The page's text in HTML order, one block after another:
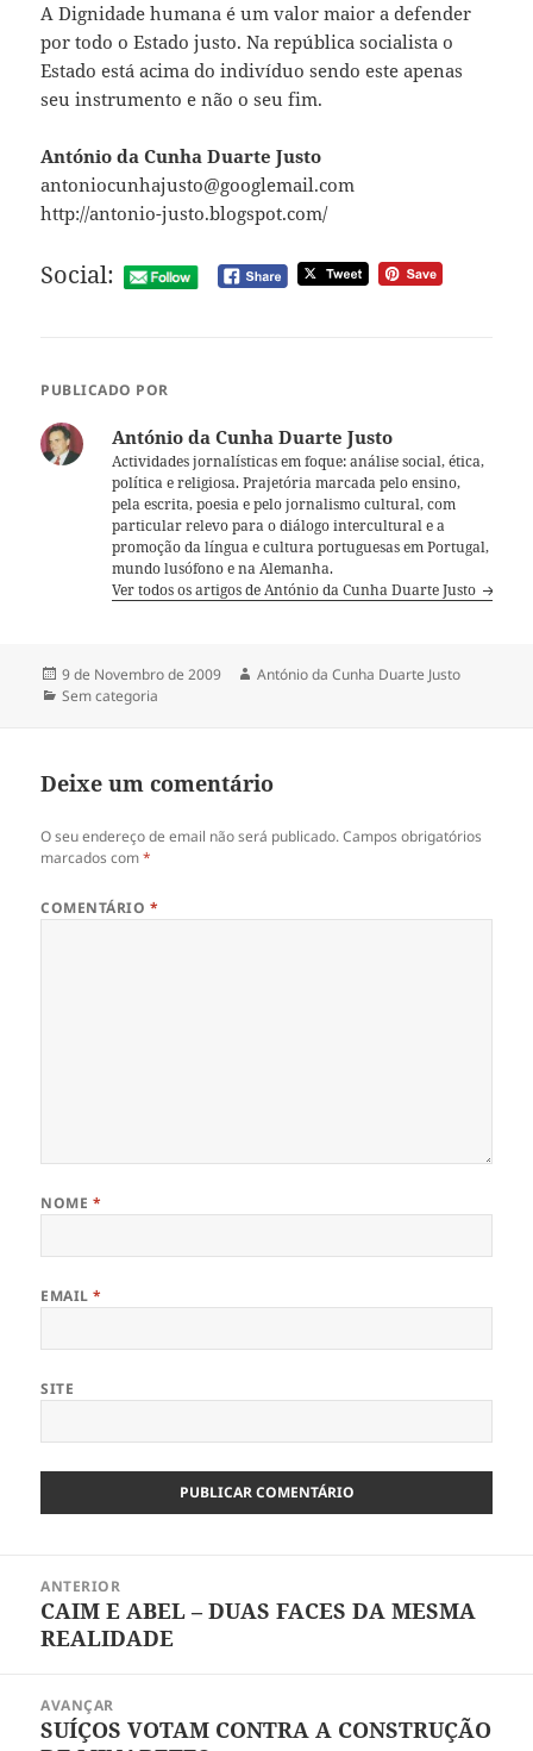
A Dignidade humana é um valor maior a defender
por todo o Estado justo. Na república socialista o
Estado está acima do indivíduo sendo este apenas
seu instrumento e não o seu fim.
António da Cunha Duarte Justo
antoniocunhajusto@googlemail.com
http://antonio-justo.blogspot.com/
Social:
PUBLICADO POR
António da Cunha Duarte Justo
Actividades jornalísticas em foque: análise social, ética,
política e religiosa. Prajetória marcada pelo ensino,
pela escrita, poesia e pelo jornalismo cultural, com
particular relevo para o diálogo intercultural e a
promoção da língua e cultura portuguesas em Portugal,
mundo lusófono e na Alemanha.
Ver todos os artigos de António da Cunha Duarte Justo
Publicado
a
9 de Novembro de 2009 Autor
António da Cunha Duarte Justo
Categorias
Sem categoria
Deixe um comentário
O seu endereço de email não será publicado. Campos obrigatórios
marcados com*
COMENTÁRIO *
NOME *
EMAIL*
SITE
artigos
ANTERIOR
Artigo
anterior:
CAIM E ABEL – DUAS FACES DA MESMA
REALIDADE
AVANÇAR
Artigo
SUÍÇOS VOTAM CONTRA A CONSTRUÇÃO